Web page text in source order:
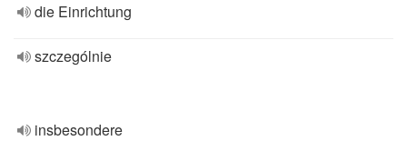
die Einrichtung
szczególnie
insbesondere